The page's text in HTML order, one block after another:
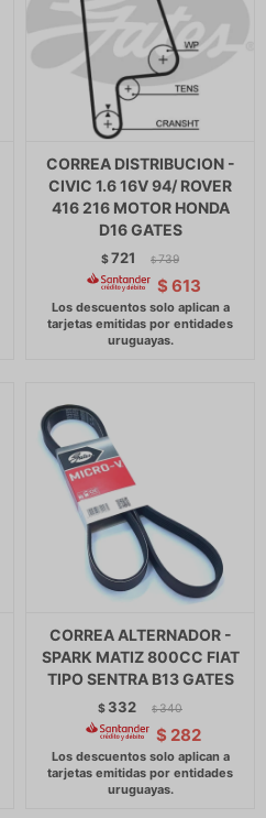
CORREA DISTRIBUCION -
CIVIC 1.6 16V 94/ ROVER
416 216 MOTOR HONDA
D16 GATES
$721 $ 739
$ 613
CORREA ALTERNADOR -
SPARK MATIZ 800CC FIAT
TIPO SENTRA B13 GATES
$ 332 $ 340
$ 282